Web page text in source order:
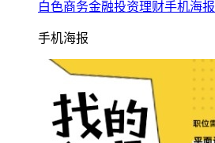
白色商务金融投资理财手机海报
手机海报